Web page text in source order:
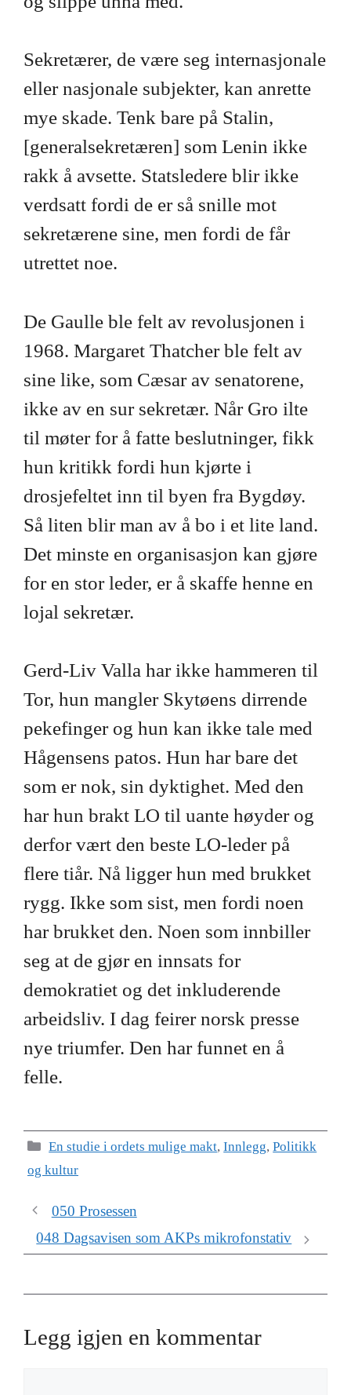
Sekretærer, de være seg internasjonale
eller nasjonale subjekter, kan anrette
mye skade. Tenk bare på Stalin,
[generalsekretæren] som Lenin ikke
rakk å avsette. Statsledere blir ikke
verdsatt fordi de er så snille mot
sekretærene sine, men fordi de får
utrettet noe.
De Gaulle ble felt av revolusjonen i
1968. Margaret Thatcher ble felt av
sine like, som Cæsar av senatorene,
ikke av en sur sekretær. Når Gro ilte
til møter for å fatte beslutninger, fikk
hun kritikk fordi hun kjørte i
drosjefeltet inn til byen fra Bygdøy.
Så liten blir man av å bo i et lite land.
Det minste en organisasjon kan gjøre
for en stor leder, er å skaffe henne en
lojal sekretær.
Gerd-Liv Valla har ikke hammeren til
Tor, hun mangler Skytøens dirrende
pekefinger og hun kan ikke tale med
Hågensens patos. Hun har bare det
som er nok, sin dyktighet. Med den
har hun brakt LO til uante høyder og
derfor vært den beste LO-leder på
flere tiår. Nå ligger hun med brukket
rygg. Ikke som sist, men fordi noen
har brukket den. Noen som innbiller
seg at de gjør en innsats for
demokratiet og det inkluderende
arbeidsliv. I dag feirer norsk presse
nye triumfer. Den har funnet en å
felle.
Kategorier
En studie i ordets mulige makt,Innlegg,Politikk
og kultur
050 Prosessen
048 Dagsavisen som AKPs mikrofonstativ
Legg igjen en kommentar